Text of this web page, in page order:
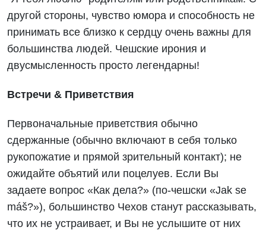
другой стороны, чувство юмора и способность не
принимать все близко к сердцу очень важны для
большинства людей. Чешские ирония и
двусмысленность просто легендарны!
Встречи & Приветствия
Первоначальные приветствия обычно
сдержанные (обычно включают в себя только
рукопожатие и прямой зрительный контакт); не
ожидайте объятий или поцелуев. Если Вы
задаете вопрос «Как дела?» (по-чешски «Jak se
máš?»), большинство Чехов станут рассказывать,
что их не устраивает, и Вы не услышите от них